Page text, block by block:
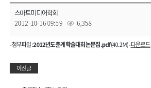
스마트미디어학회
2012-10-16 09:59
6,358
- 첨부파일 :2012년도 춘계학술대회 논문집.pdf(40.2M) -다운로드
이전글